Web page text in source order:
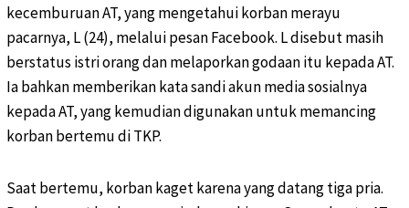
kecemburuan AT, yang mengetahui korban merayu
pacarnya, L (24), melalui pesan Facebook. L disebut masih
berstatus istri orang dan melaporkan godaan itu kepada AT.
Ia bahkan memberikan kata sandi akun media sosialnya
kepada AT, yang kemudian digunakan untuk memancing
korban bertemu di TKP.
Saat bertemu, korban kaget karena yang datang tiga pria.